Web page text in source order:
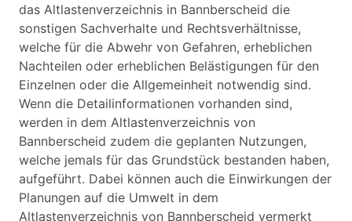
das Altlastenverzeichnis in Bannberscheid die
sonstigen Sachverhalte und Rechtsverhältnisse,
welche für die Abwehr von Gefahren, erheblichen
Nachteilen oder erheblichen Belästigungen für den
Einzelnen oder die Allgemeinheit notwendig sind.
Wenn die Detailinformationen vorhanden sind,
werden in dem Altlastenverzeichnis von
Bannberscheid zudem die geplanten Nutzungen,
welche jemals für das Grundstück bestanden haben,
aufgeführt. Dabei können auch die Einwirkungen der
Planungen auf die Umwelt in dem
Altlastenverzeichnis von Bannberscheid vermerkt